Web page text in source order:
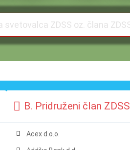
B. Pridruženi član ZDSS
Acex d.o.o.